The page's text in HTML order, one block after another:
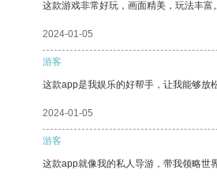
这款游戏非常好玩，画面精美，玩法丰富。
2024-01-05
游客
这款app是我娱乐的好帮手，让我能够放
2024-01-05
游客
这款app就像我的私人导游，带我领略世